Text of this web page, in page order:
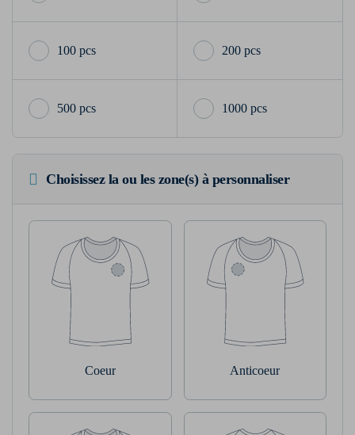
100 pcs 200 pcs
500 pcs 1000 pcs
Choisissez la ou les zone(s) à personnaliser
Coeur Anticoeur